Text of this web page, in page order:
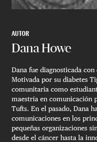
AUTOR
Dana Howe
Dana fue diagnosticada
Motivada por su diabetes
comunitaria como
maestría en comunicación
Tufts. En el pasado, Dana
comunicaciones en los
pequeñas organizaciones
desde el cáncer hasta la